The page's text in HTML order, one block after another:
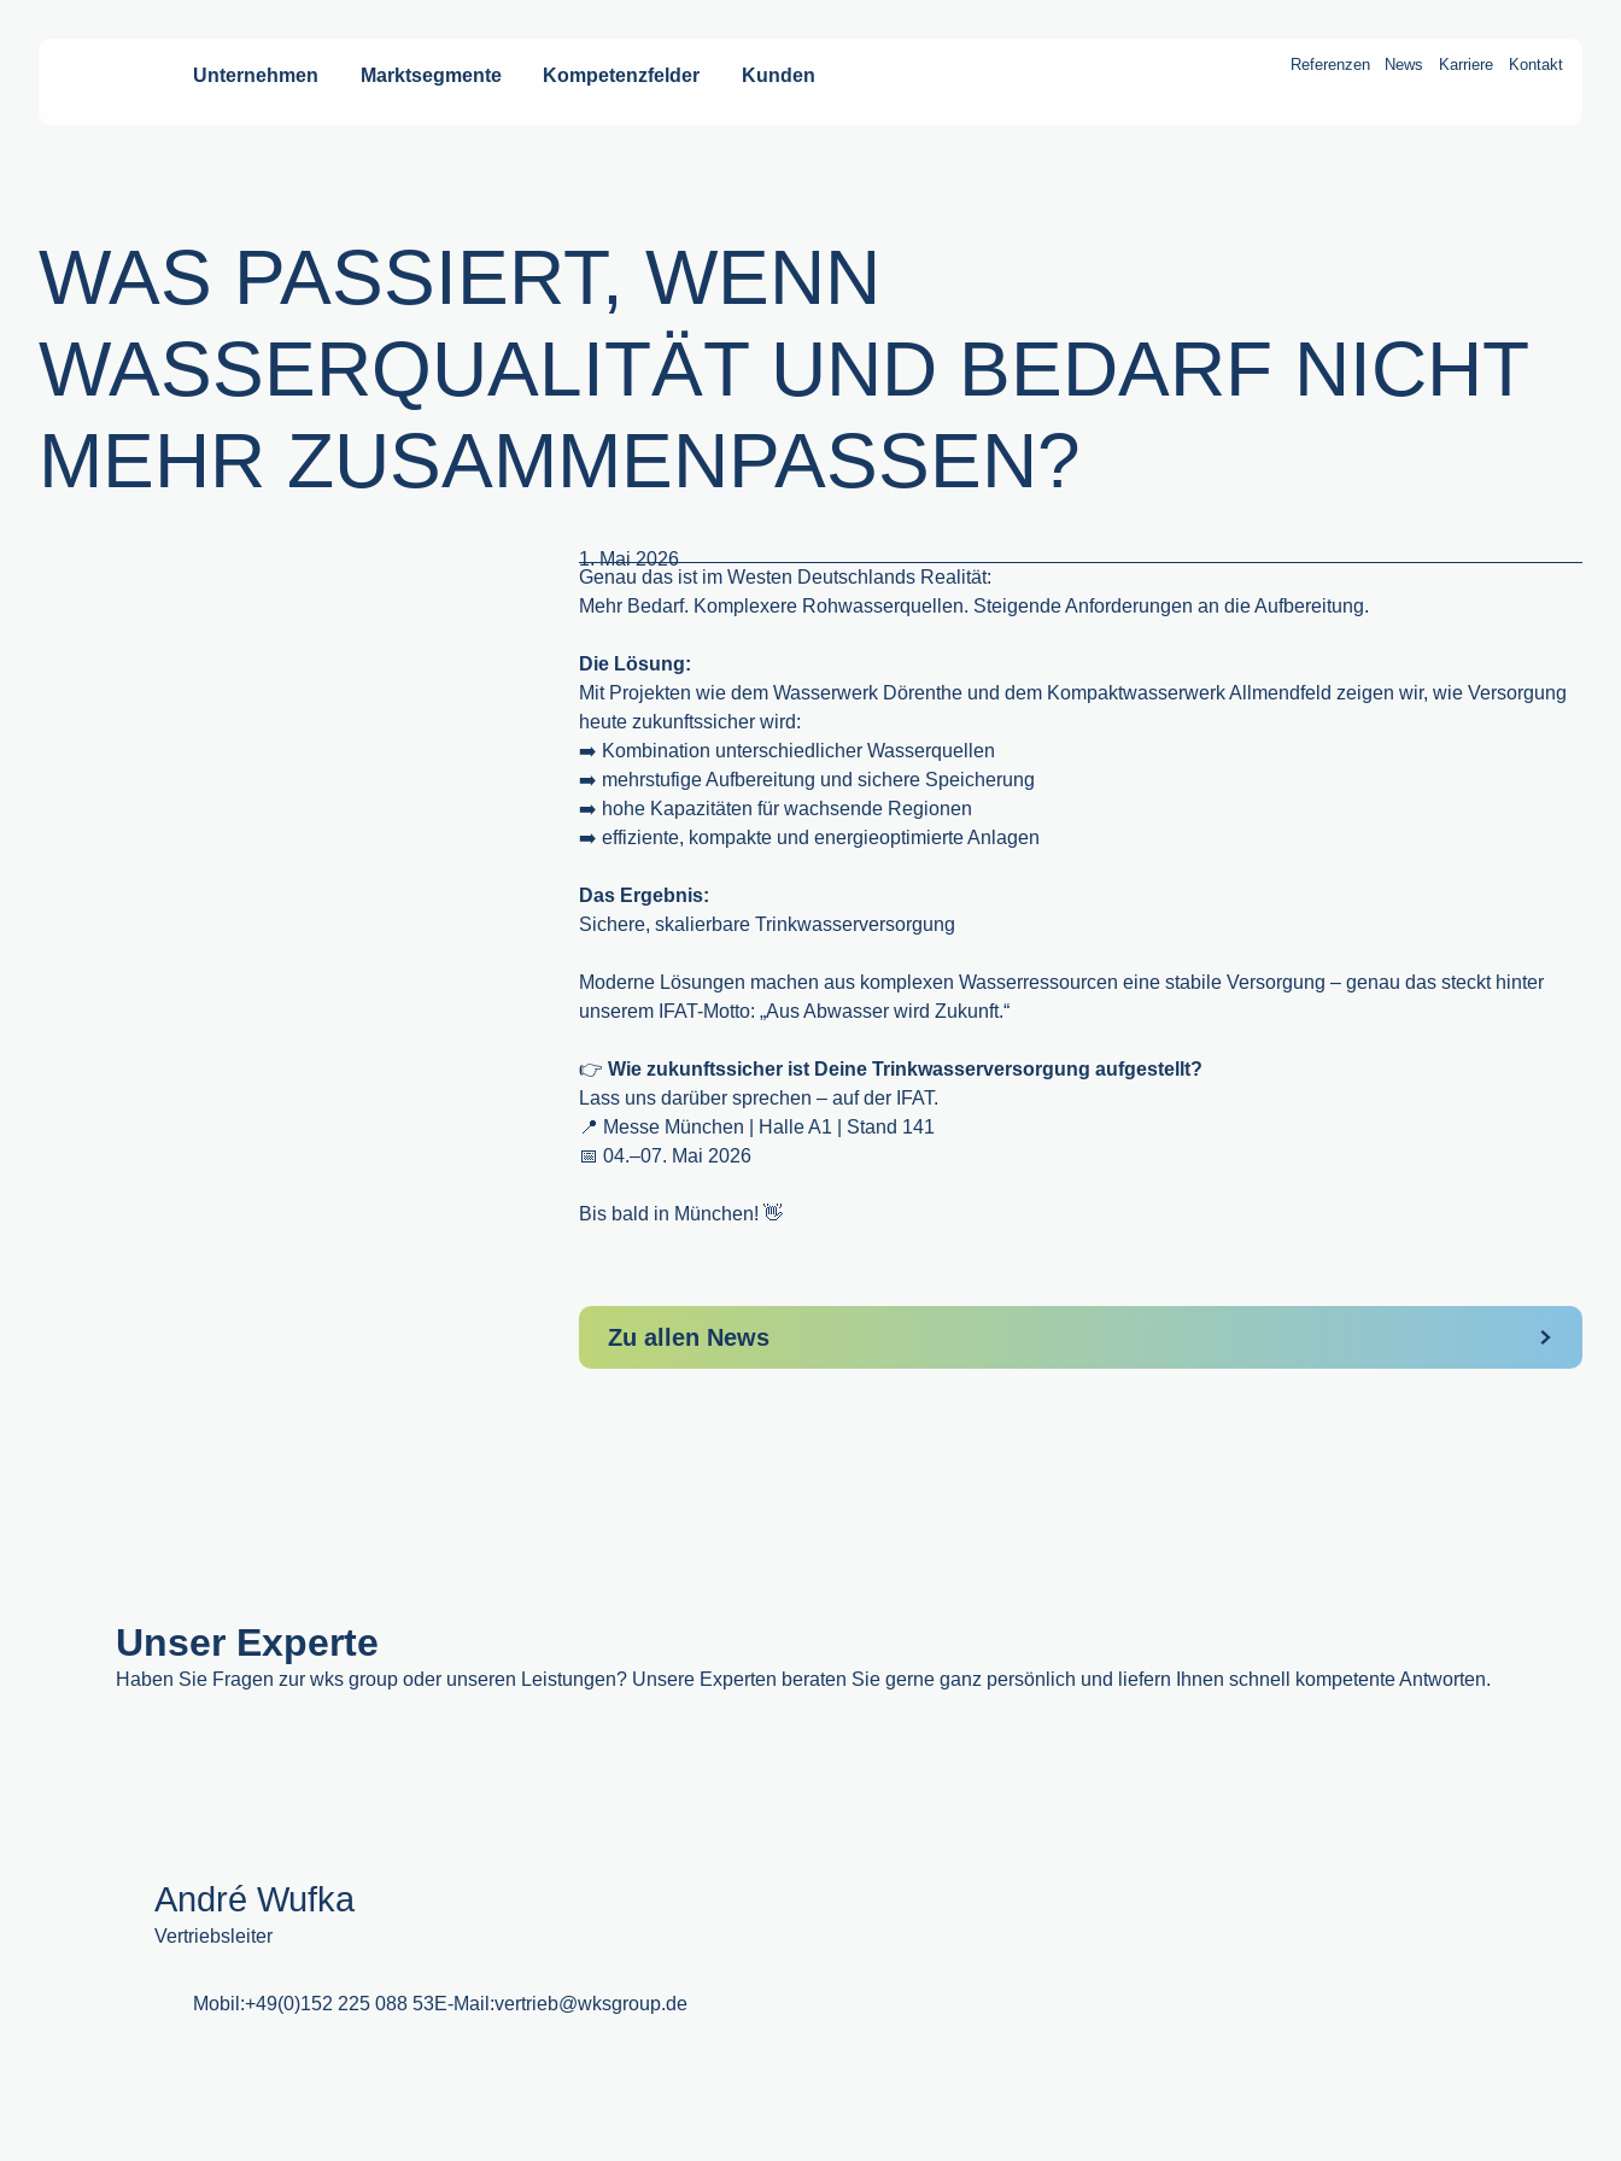
Unternehmen Marktsegmente Kompetenzfelder Kunden
Referenzen News Karriere Kontakt
WAS PASSIERT, WENN
WASSERQUALITÄT UND BEDARF NICHT
MEHR ZUSAMMENPASSEN?
1. Mai 2026
Genau das ist im Westen Deutschlands Realität:
Mehr Bedarf. Komplexere Rohwasserquellen. Steigende Anforderungen an die Aufbereitung.
Die Lösung:
Mit Projekten wie dem Wasserwerk Dörenthe und dem Kompaktwasserwerk Allmendfeld zeigen wir, wie Versorgung
heute zukunftssicher wird:
➡️ Kombination unterschiedlicher Wasserquellen
➡️ mehrstufige Aufbereitung und sichere Speicherung
➡️ hohe Kapazitäten für wachsende Regionen
➡️ effiziente, kompakte und energieoptimierte Anlagen
Das Ergebnis:
Sichere, skalierbare Trinkwasserversorgung
Moderne Lösungen machen aus komplexen Wasserressourcen eine stabile Versorgung – genau das steckt hinter
unserem IFAT-Motto: „Aus Abwasser wird Zukunft.“
👉 Wie zukunftssicher ist Deine Trinkwasserversorgung aufgestellt?
Lass uns darüber sprechen – auf der IFAT.
📍 Messe München | Halle A1 | Stand 141
📅 04.–07. Mai 2026
Bis bald in München! 👋
Zu allen News
Unser Experte
Haben Sie Fragen zur wks group oder unseren Leistungen? Unsere Experten beraten Sie gerne ganz persönlich und liefern Ihnen schnell kompetente Antworten.
André Wufka
Vertriebsleiter
Mobil:+49(0)152 225 088 53E-Mail:vertrieb@wksgroup.de